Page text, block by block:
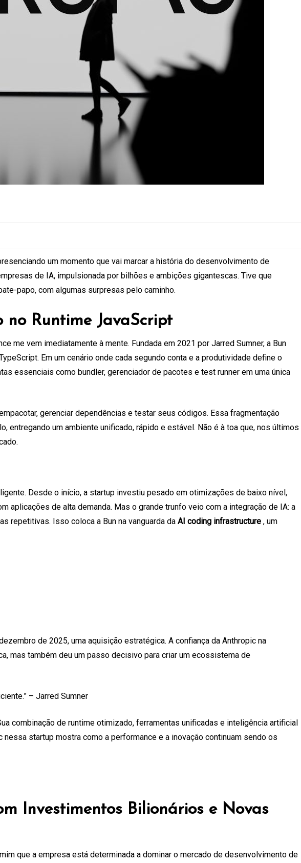
um momento que vai marcar a história do desenvolvimento de
de IA, impulsionada por bilhões e ambições gigantescas. Tive que
papo, com algumas surpresas pelo caminho.
no Runtime JavaScript
me vem imediatamente à mente. Fundada em 2021 por Jarred Sumner, a Bun
Em um cenário onde cada segundo conta e a produtividade define o
essenciais como bundler, gerenciador de pacotes e test runner em uma única
gerenciar dependências e testar seus códigos. Essa fragmentação
um ambiente unificado, rápido e estável. Não é à toa que, nos últimos
Desde o início, a startup investiu pesado em otimizações de baixo nível,
de alta demanda. Mas o grande trunfo veio com a integração de IA: a
repetitivas. Isso coloca a Bun na vanguarda da AI coding infrastructure , um
de 2025, uma aquisição estratégica. A confiança da Anthropic na
mas também deu um passo decisivo para criar um ecossistema de
– Jarred Sumner
combinação de runtime otimizado, ferramentas unificadas e inteligência artificial
startup mostra como a performance e a inovação continuam sendo os
Investimentos Bilionários e Novas
que a empresa está determinada a dominar o mercado de desenvolvimento de